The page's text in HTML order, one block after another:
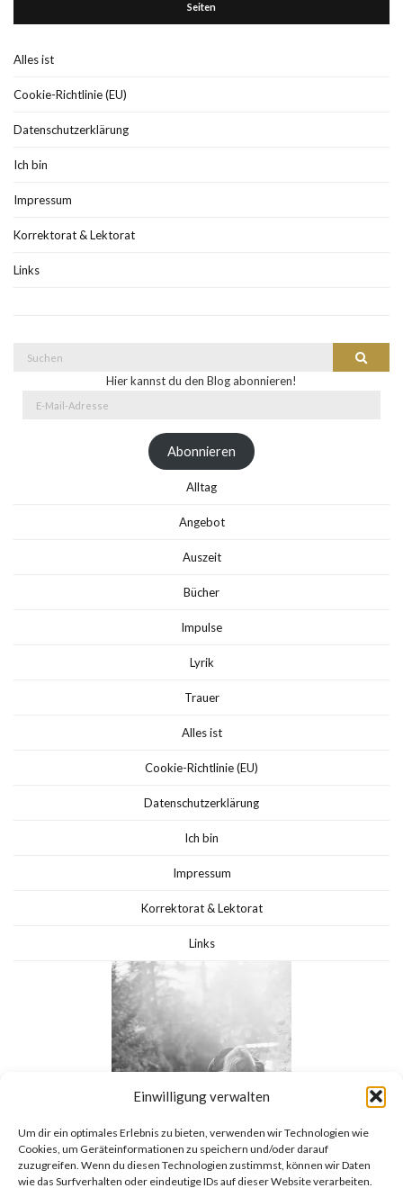
Einwilligung verwalten
Um dir ein optimales Erlebnis zu bieten, verwenden wir Technologien wie
Cookies, um Geräteinformationen zu speichern und/oder darauf
zuzugreifen. Wenn du diesen Technologien zustimmst, können wir Daten
wie das Surfverhalten oder eindeutige IDs auf dieser Website verarbeiten.
Seiten
Alles ist
Cookie-Richtlinie (EU)
Datenschutzerklärung
Ich bin
Impressum
Korrektorat & Lektorat
Links
Suchen
Hier kannst du den Blog abonnieren!
Abonnieren
Alltag
Angebot
Auszeit
Bücher
Impulse
Lyrik
Trauer
Alles ist
Cookie-Richtlinie (EU)
Datenschutzerklärung
Ich bin
Impressum
Korrektorat & Lektorat
Links